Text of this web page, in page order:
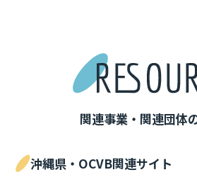
関連事業・関連団体
沖縄県・OCVB関連サイト